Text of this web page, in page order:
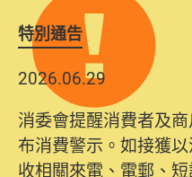
特別通告
2026.06.29
消委會提醒消費者及
布消費警示。如接獲
收相關來電、電郵、